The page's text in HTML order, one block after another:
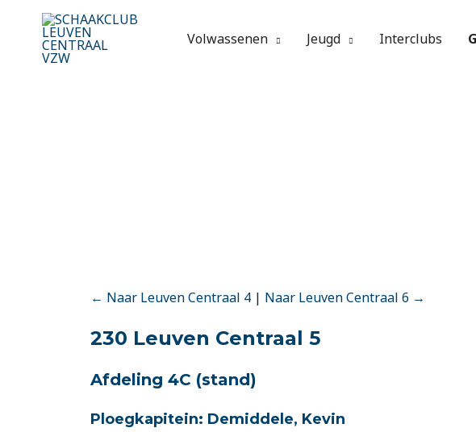
Volwassenen Jeugd Interclubs
← Naar Leuven Centraal 4 | Naar Leuven Centraal 6 →
230 Leuven Centraal 5
Afdeling 4C (stand)
Ploegkapitein: Demiddele, Kevin